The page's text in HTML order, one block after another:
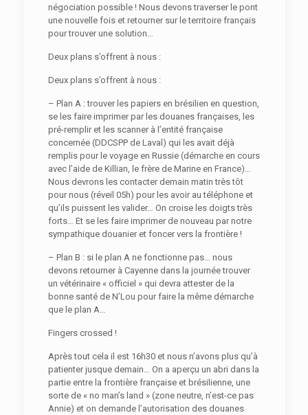
négociation possible ! Nous devons traverser le pont
une nouvelle fois et retourner sur le territoire français
pour trouver une solution…
Deux plans s’offrent à nous :
Deux plans s’offrent à nous :
– Plan A : trouver les papiers en brésilien en question,
se les faire imprimer par les douanes françaises, les
pré-remplir et les scanner à l’entité française
concernée (DDCSPP de Laval) qui les avait déjà
remplis pour le voyage en Russie (démarche en cours
avec l’aide de Killian, le frère de Marine en France)…
Nous devrons les contacter demain matin très tôt
pour nous (réveil 05h) pour les avoir au téléphone et
qu’ils puissent les valider… On croise les doigts très
forts… Et se les faire imprimer de nouveau par notre
sympathique douanier et foncer vers la frontière !
– Plan B : si le plan A ne fonctionne pas… nous
devons retourner à Cayenne dans la journée trouver
un vétérinaire « officiel » qui devra attester de la
bonne santé de N’Lou pour faire la même démarche
que le plan A…
Fingers crossed !
Après tout cela il est 16h30 et nous n’avons plus qu’à
patienter jusque demain… On a aperçu un abri dans la
partie entre la frontière française et brésilienne, une
sorte de « no man’s land » (zone neutre, n’est-ce pas
Annie) et on demande l’autorisation des douanes